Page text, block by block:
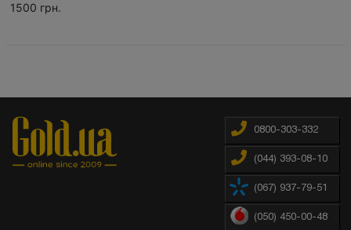
1500 грн.
0800-303-332
(044) 393-08-10
(067) 937-79-51
(050) 450-00-48